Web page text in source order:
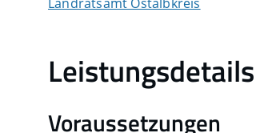
Leistungsdetails
Voraussetzungen